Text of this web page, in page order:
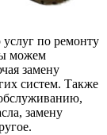
по ремонту
можем
замену
систем. Также
замену